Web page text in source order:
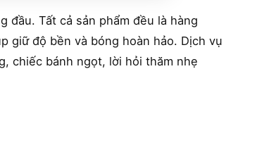
đầu. Tất cả sản phẩm đều là hàng
giữ độ bền và bóng hoàn hảo. Dịch vụ
chiếc bánh ngọt, lời hỏi thăm nhẹ